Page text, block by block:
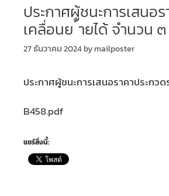
ประกาศผู้ชนะการเสนอ
เคลื่อนย ้ายได้ จำนวน
27 ธันวาคม 2024bymailposter
ประกาศผู้ชนะการเสนอราคาประก
B458.pdf
แชร์สิ่งนี้: